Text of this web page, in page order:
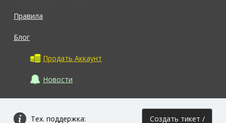
Правила
Блог
Продать Аккаунт
Новости
Тех. поддержка: Создать тикет /